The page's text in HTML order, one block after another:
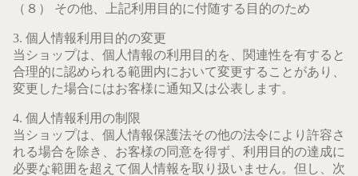
（８） その他、上記利用目的に付随する目的のため
3. 個人情報利用目的の変更
当ショップは、個人情報の利用目的を、関連性を有すると
合理的に認められる範囲内において変更することがあり、
変更した場合にはお客様に通知又は公表します。
4. 個人情報利用の制限
当ショップは、個人情報保護法その他の法令により許容さ
れる場合を除き、お客様の同意を得ず、利用目的の達成に
必要な範囲を超えて個人情報を取り扱いません。但し、次